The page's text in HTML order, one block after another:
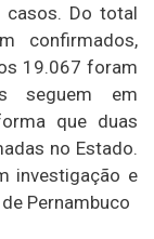
casos. Do total
confirmados,
19.067 foram
seguem em
que duas
no Estado.
investigação e
Pernambuco